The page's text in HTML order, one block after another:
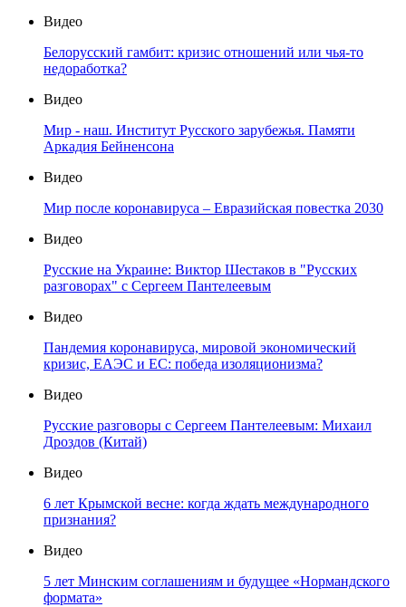
Видео
Белорусский гамбит: кризис отношений или чья-то
недоработка?
Видео
Мир - наш. Институт Русского зарубежья. Памяти
Аркадия Бейненсона
Видео
Мир после коронавируса – Евразийская повестка 2030
Видео
Русские на Украине: Виктор Шестаков в "Русских
разговорах" с Сергеем Пантелеевым
Видео
Пандемия коронавируса, мировой экономический
кризис, ЕАЭС и ЕС: победа изоляционизма?
Видео
Русские разговоры с Сергеем Пантелеевым: Михаил
Дроздов (Китай)
Видео
6 лет Крымской весне: когда ждать международного
признания?
Видео
5 лет Минским соглашениям и будущее «Нормандского
формата»